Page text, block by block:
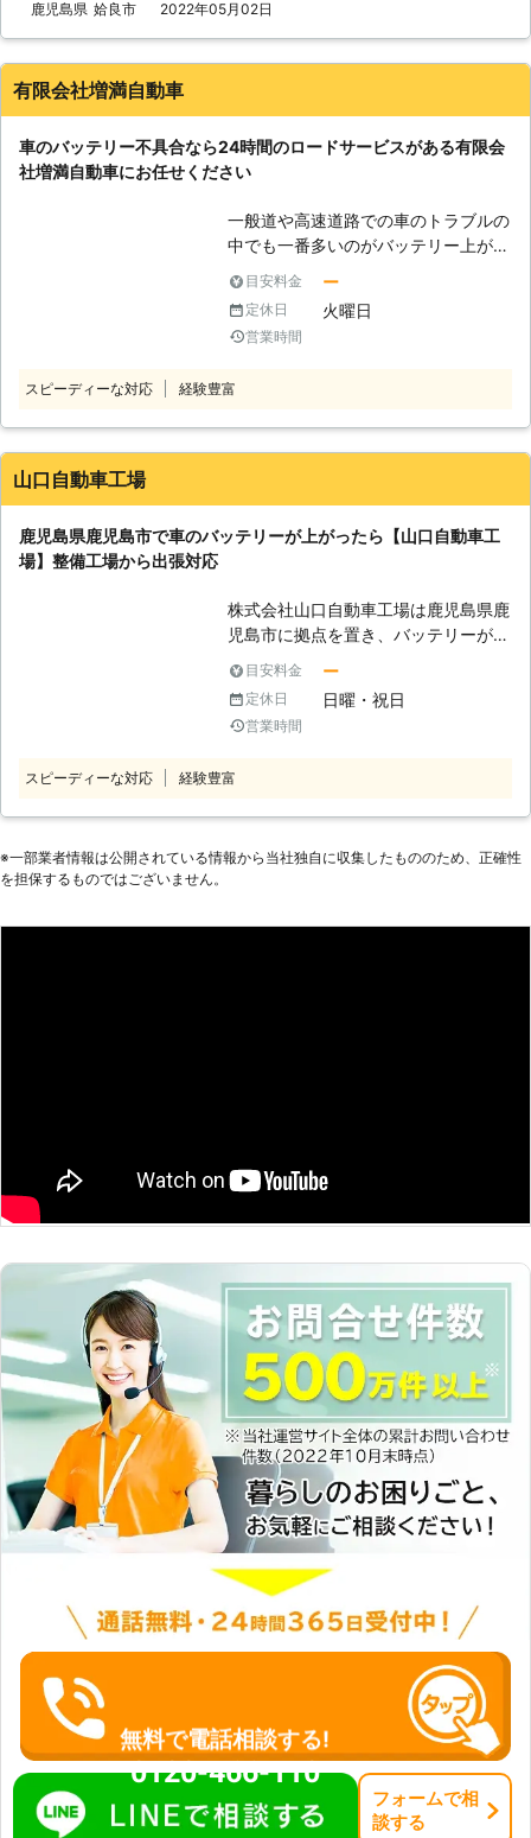
対応！車のバッテリーが上がったら当
どこに頼ればいいかわからない！」と
いうときには、まずは当店にお問い合
起きた車にはエンジンをかけるお手伝
いをします。エンジンさえ始動すれば
バッテリーは充電されていきますの
で、ご安心ください。 ●JAF指定工場
です！車検も受けられる認証工場だか
す。JAF隊員と同等の高い技術でロー
テリーあがり以外にも、急なトラブル
で車を動かせないときには駆け付けま
構える自動車整備工場は、運輸局認証
工場です。車検を受けられる設備と整
ことで不安なことがあったら、まずは
お電話でお問い合わせください。 林
切れの応急処置をおこなっています。
急なトラブルで焦ることと思います
が、24時間ロードサービス対応の当
鹿児島県 姶良市 2022年05月02日
有限会社増満自動車
車のバッテリー不具合なら24時間のロードサービスがある有限会
社増満自動車にお任せください
一般道や高速道路での車のトラブルの
中でも一番多いのがバッテリー上がり
です。 車のバッテリーが上がってし
まった場合、その車に合った電力を供
給してバッテリーを充電する必要があ
ります。 自分でバッテリー充電をす
ミスしてしまいがちですので、安心安
りの方に対処していますのでお任せく
をかけ、車のバッテリー充電をするに
は接続方法や接続箇所、供給する電圧
を間違えるわけにはいきません。感電
や火災の発生原因にもつながってしま
うからです。 有限会社増満自動車に
バッテリー上がりに関する問題を解決
てお任せできます。 また、車のバッ
われておりますので、ご希望でしたら
発生するか分かりませんよね。 そう
いった突然のバッテリートラブルにも
ちろん、バッテリー上がり以外にも自
動車トラブルに対応しています。 タ
イヤのパンクや事故など、身動きが取
れない場合は私達が提供するロードサ
ービスにお任せを。 有限会社増満自
動車は、お客様の安全なカーライフを
トータルサポートできる会社です。
車に関するトラブルならお気軽に当社
までお申し付けください。
目安料金 ー
定休日 火曜日
営業時間
スピーディーな対応 経験豊富
山口自動車工場
鹿児島県鹿児島市で車のバッテリーが上がったら【山口自動車工
場】整備工場から出張対応
株式会社山口自動車工場は鹿児島県鹿
児島市に拠点を置き、バッテリーが上
がった車の出張対応をしています。
「車のバッテリーが上がってエンジン
がかからない！」そんなときは、当店
にご連絡を！ <鹿児
はお任せ> 車のバッテリーが上がった
伝い（ジャンプスタート）をおこない
かからなくなって、どうしよう」と、
る工場から、お客様の元に出張対応し
だけます。 <車の事ならお気軽にご相
ろん、その他車のことで不具合や気に
なることがあったら気軽にご相談くだ
さい。大きなトラブルになる前に、原
因を突き止めて安全に車に乗られるよ
う整備します。 バッテリー上がりが
起こる前に、機能の劣化として「エン
ジンがかかりにくい」「エアコンが効
きにくい」という症状が現れることも
あります。急なバッテリー上がりを防
ぐためにも点検を受けておくと安心で
す。 【実際のサービス内容（一
例）】 鈑金/修理/塗装/車検/整備/点
検/メンテナンス/新車・中古車販売/レ
ッカーサービス/出張サービス
目安料金 ー
定休日 日曜・祝日
営業時間
スピーディーな対応 経験豊富
※⼀部業者情報は公開されている情報から当社独⾃に収集したもののため、正確性
を担保するものではございません。
無料で電話相談する!
0120-466-110
フォームで相
談する